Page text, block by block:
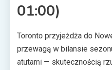
01:00)
Toronto przyjeżdża do
przewagą w bilansie
atutami — skutecznością